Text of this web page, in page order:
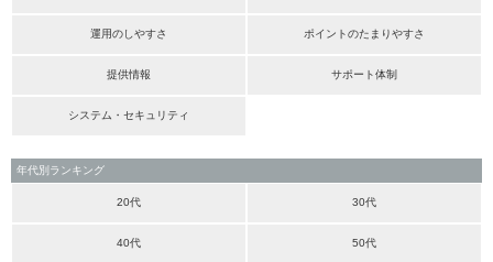
運用のしやすさ ポイントのたまりやすさ
提供情報 サポート体制
システム・セキュリティ
年代別ランキング
20代 30代
40代 50代